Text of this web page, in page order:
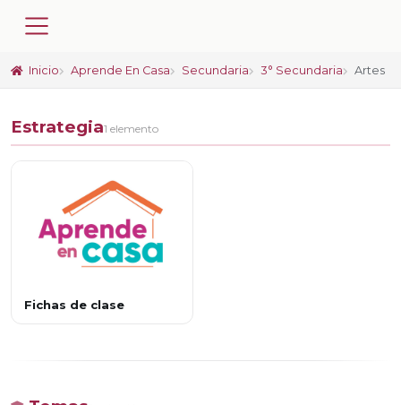
Inicio Aprende En Casa Secundaria 3° Secundaria Artes
Estrategia1 elemento
Fichas de clase